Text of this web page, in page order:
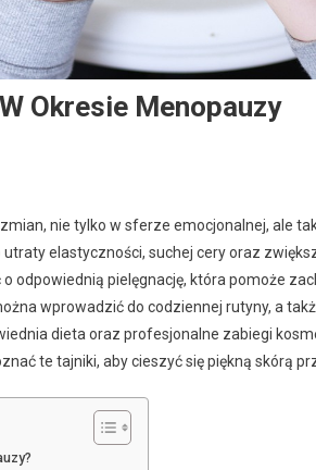
Okresie Menopauzy
nie tylko w sferze emocjonalnej, ale
elastyczności, suchej cery oraz
odpowiednią pielęgnację, która pomoże
wprowadzić do codziennej rutyny, a
dieta oraz profesjonalne zabiegi
te tajniki, aby cieszyć się piękną skórą